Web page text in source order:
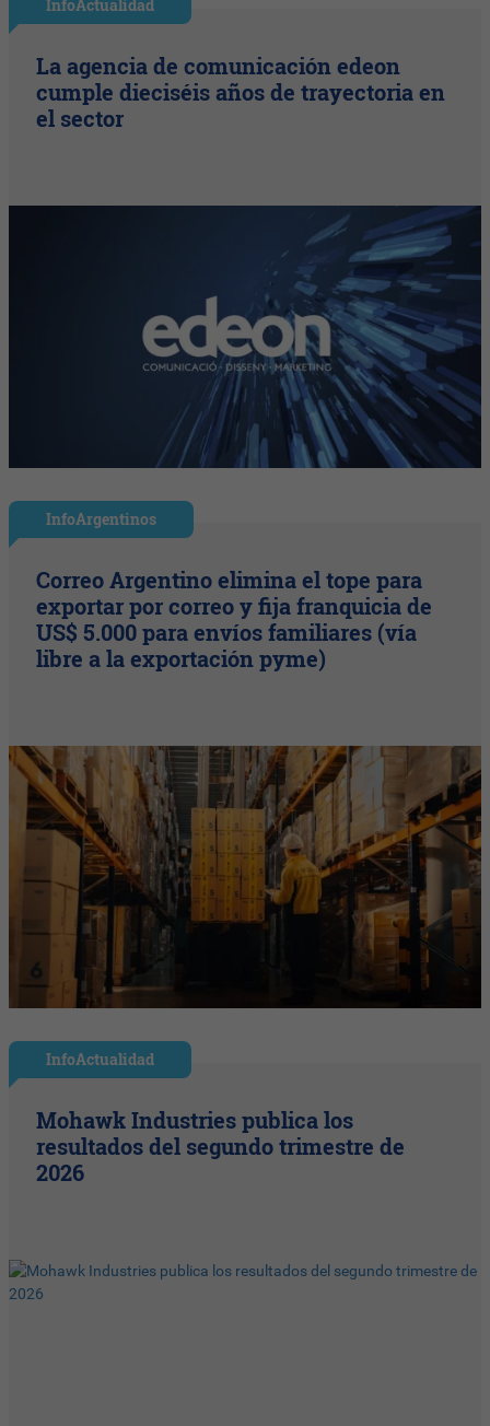
InfoActualidad
La agencia de comunicación edeon
cumple dieciséis años de trayectoria en
el sector
InfoArgentinos
Correo Argentino elimina el tope para
exportar por correo y fija franquicia de
US$ 5.000 para envíos familiares (vía
libre a la exportación pyme)
InfoActualidad
Mohawk Industries publica los
resultados del segundo trimestre de
2026